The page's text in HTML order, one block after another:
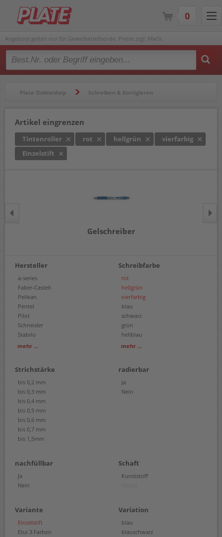
Angebote gelten nur für Gewerbetreibende. Preise zzgl. MwSt.
Type 2 or more characters for results.
Plate Onlineshop Schreiben & Korrigieren
Artikel eingrenzen
Tintenroller rot hellgrün
vierfarbig
Einzelstift
Gelschreiber
Hersteller
a-series
Faber-Castell
Pelikan
Pentel
Pilot
Schneider
Stabilo
Uni-Ball
share
Waterman
mehr ...
Schreibfarbe
rot
hellgrün
vierfarbig
blau
schwarz
grün
hellblau
orange
blauschwarz
braun
sortiert
mehr ...
Strichstärke
bis 0,2 mm
bis 0,3 mm
bis 0,4 mm
bis 0,5 mm
bis 0,6 mm
bis 0,7 mm
bis 1,5mm
radierbar
Ja
Nein
nachfüllbar
Ja
Nein
Schaft
Kunststoff
Variante
Einzelstift
Etui 3 Farben
Variation
blau
blauschwarz
0